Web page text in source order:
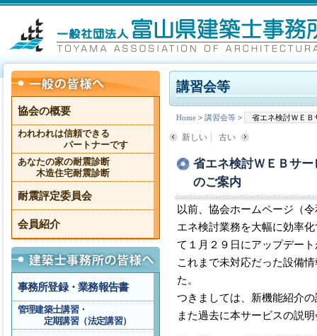
講習会等
Home > 講習会等 > 省エネ検討ＷＥＢ
新しい 古い
省エネ検討ＷＥＢサ
のご案内
以前、協会ホームページ（
エネ検討業務を大幅に効率
て１月２９日にアップデー
これまで未対応だった設備
た。
つきましては、新機能紹介
また過去に本サービスの説
協会の概要
われわれは信頼できる
パートナーです
あなたの家の耐震診断
木造住宅耐震診断
耐震評定委員会
会員紹介
事務所登録・業務報告書
管理建築士講習・
定期講習（法定講習）